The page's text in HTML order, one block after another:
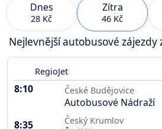
Dnes
28 Kč
Zítra
46 Kč
Nejlevnější autobusové zájezdy
RegioJet
8:10 České Budějovice
Autobusové Nádraží
8:35
Český Krumlov